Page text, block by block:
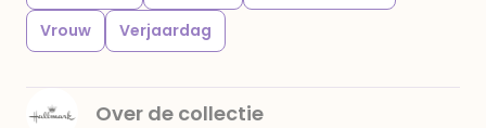
Vrouw
Verjaardag
Over de collectie